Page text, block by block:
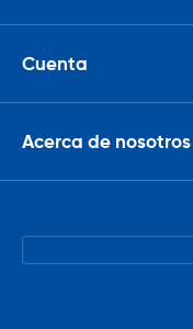
Cuenta
Acerca de nosotros